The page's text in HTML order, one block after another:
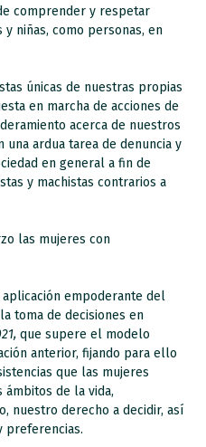
comprender y respetar
niñas, como personas, en
únicas de nuestras propias
en marcha de acciones de
acerca de nuestros
ardua tarea de denuncia y
en general a fin de
y machistas contrarios a
las mujeres con
empoderante del
toma de decisiones en
que supere el modelo
anterior, fijando para ello
que las mujeres
de la vida,
nuestro derecho a decidir, así
preferencias.